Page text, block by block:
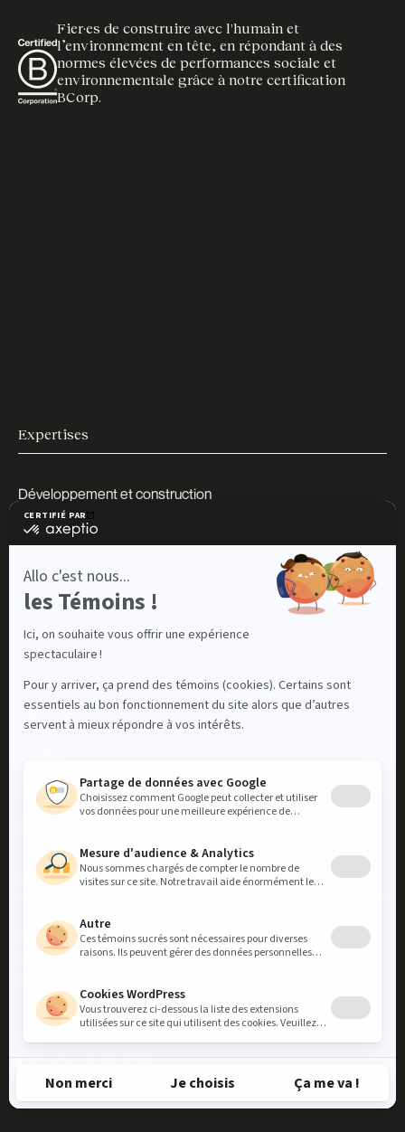
Fier·es de construire avec l'humain et
l’environnement en tête, en répondant à des
normes élevées de performances sociale et
environnementale grâce à notre certification
BCorp.
Expertises
Développement et construction
Gestion d’immeuble et d’actifs
Notre quotidien
Projets
Nouvelles
Carrières
À propos
Nous contacter
LinkedIn
Instagram
Découvrez notre bannière locative résidentielle Mellem